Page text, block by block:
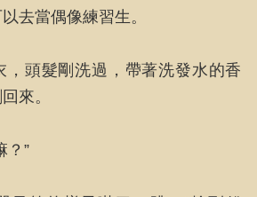
去當偶像練習生。
，頭髮剛洗過，帶著洗發水的香
來。
？”